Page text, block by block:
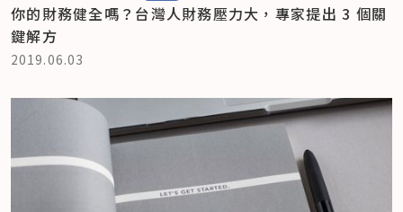
你的財務健全嗎？台灣人財務壓力大，專家提出 3 個關
鍵解方
2019.06.03